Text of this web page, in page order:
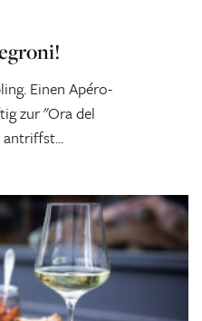
Einen Apéro-
zur "Ora del